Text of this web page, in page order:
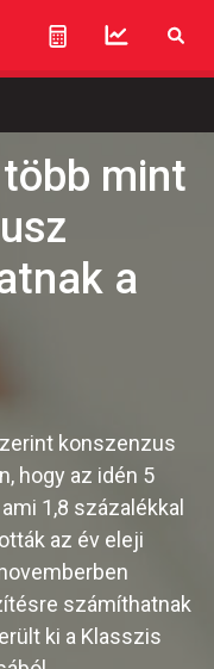
mint
a
konszenzus
hogy az idén 5
1,8 százalékkal
az év eleji
számíthatnak
ki a Klasszis